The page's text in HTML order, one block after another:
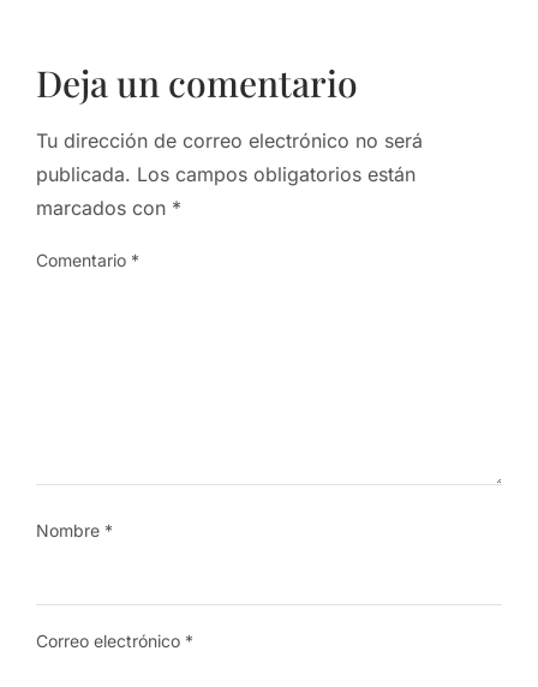
Deja un comentario
Tu dirección de correo electrónico no será
publicada. Los campos obligatorios están
marcados con *
Comentario *
Nombre *
Correo electrónico *